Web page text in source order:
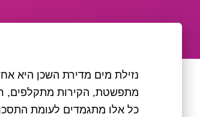
נזילת מים מדירת השכן היא
מתפשטת, הקירות מתקלפים,
כל אלו מתגמדים לעומת